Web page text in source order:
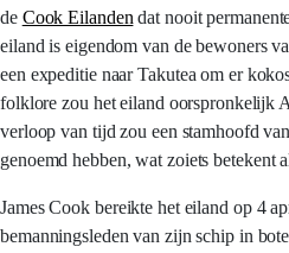
de Cook Eilanden dat nooit
eiland is eigendom van de bewoners
een expeditie naar Takutea om er
folklore zou het eiland oorspronkelijk
verloop van tijd zou een stamhoofd van
genoemd hebben, wat zoiets betekent
James Cook bereikte het eiland op 4
bemanningsleden van zijn schip in